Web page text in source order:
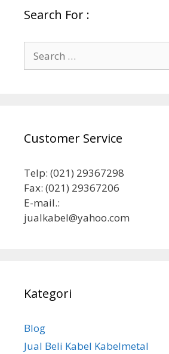
Search For :
for:
Customer Service
Telp: (021) 29367298
Fax: (021) 29367206
E-mail.:
jualkabel@yahoo.com
Kategori
Blog
Jual Beli Kabel Kabelmetal